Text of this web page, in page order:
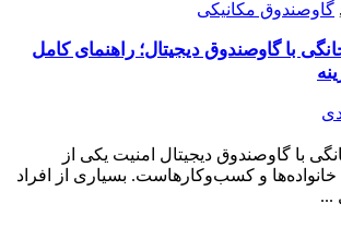
, گاوصندوق مکانیکی
با گاوصندوق دیجیتال؛ راهنمای کامل
با گاوصندوق دیجیتال امنیت یکی از
و کسب‌وکارهاست. بسیاری از افراد
...